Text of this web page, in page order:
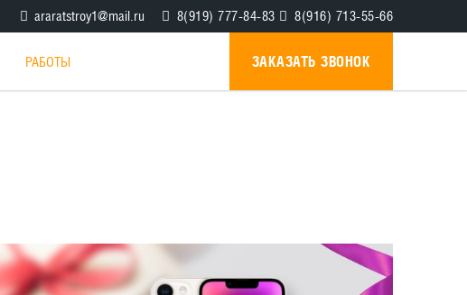
araratstroy1@mail.ru 8(919) 777-84-83 8(916) 713-55-66
ЗАКАЗАТЬ ЗВОНОК
РАБОТЫ